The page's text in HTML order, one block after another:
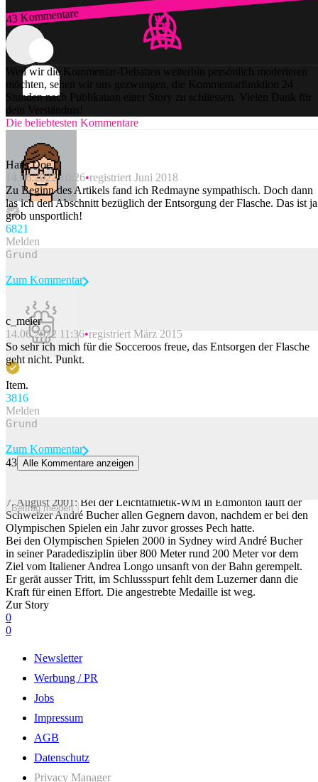
43 Kommentare
Zum Login
Weil wir die Kommentar-Debatten weiterhin persönlich moderieren
möchten, sehen wir uns gezwungen, die Kommentarfunktion 24
Stunden nach Publikation einer Story zu schliessen. Vielen Dank für
dein Verständnis!
Die beliebtesten Kommentare
Hans Doe
14.06.2022 10:26 registriert Juni 2018
Zu Beginn des Artikels fand ich Redmayne sympathisch. Doch dann
las ich den Abschnitt bezüglich der Entsorgung der Flasche. Das ist ja
grob unsportlich!
6821
Melden
Beitrag melden
Zum Kommentar
c_meier
14.06.2022 11:36 registriert März 2015
So sehr ich mich für die Socceroos freue, das Entsorgen der Flasche
geht nicht. Punkt.
Item.
3816
Melden
Beitrag melden
Zum Kommentar
43 Alle Kommentare anzeigen
7. August 2001: Bei der Leichtathletik-WM in Edmonton läuft der
Schweizer André Bucher allen Gegnern davon, nachdem er bei den
Olympischen Spielen ein Jahr zuvor grosses Pech hatte.
Bei den Olympischen Spielen 2000 in Sydney wird André Bucher
in seiner Paradedisziplin über 800 Meter rund 200 Meter vor dem
Ziel vom Italiener Andrea Longo unsanft von der Bahn gerempelt.
Er gerät ausser Tritt, im Schlussspurt fehlt dem Luzerner dann die
Kraft für einen Effort. Die angestrebte Medaille ist weg.
Zur Story
0
0
Newsletter
Werbung / PR
Jobs
Impressum
AGB
Datenschutz
Privacy Manager